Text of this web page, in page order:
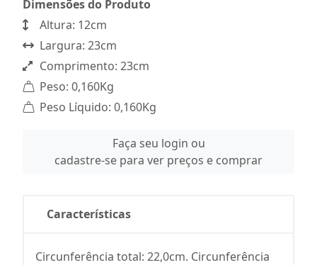
Dimensões do Produto
Altura: 12cm
Largura: 23cm
Comprimento: 23cm
Peso: 0,160Kg
Peso Líquido: 0,160Kg
Faça seu login ou
cadastre-se para ver preços e comprar
Características
Circunferência total: 22,0cm. Circunferência